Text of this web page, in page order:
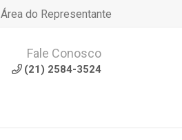
Área do Representante
Fale Conosco
(21) 2584-3524